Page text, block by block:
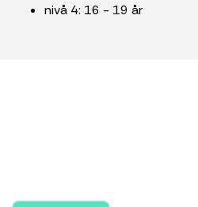
nivå 4: 16 - 19 år